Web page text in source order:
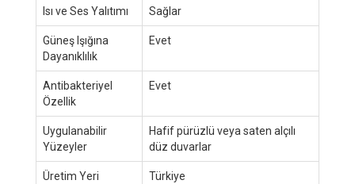
Isı ve Ses Yalıtımı Sağlar
Güneş Işığına
Dayanıklılık
Evet
Antibakteriyel
Özellik
Evet
Uygulanabilir
Yüzeyler
Hafif pürüzlü veya saten alçılı
düz duvarlar
Üretim Yeri Türkiye